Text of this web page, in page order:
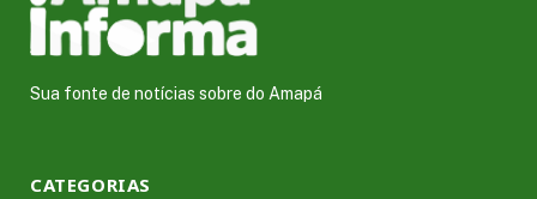
Sua fonte de notícias sobre do Amapá
CATEGORIAS